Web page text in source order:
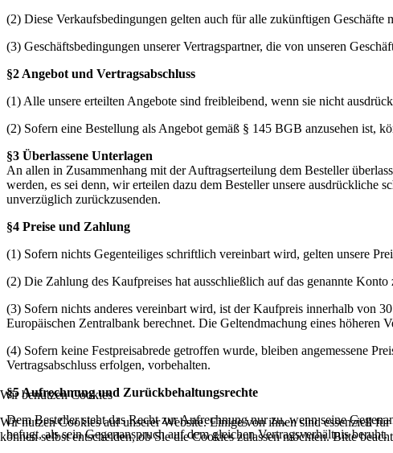
(2) Diese Verkaufsbedingungen gelten auch für alle zukünftigen
(3) Geschäftsbedingungen unserer Vertragspartner, die von unseren
§2 Angebot und Vertragsabschluss
(1) Alle unsere erteilten Angebote sind freibleibend, wenn sie nicht
(2) Sofern eine Bestellung als Angebot gemäß § 145 BGB anzusehen ist,
§3 Überlassene Unterlagen
An allen in Zusammenhang mit der Auftragserteilung dem Besteller
werden, es sei denn, wir erteilen dazu dem Besteller unsere
unverzüglich zurückzusenden.
§4 Preise und Zahlung
(1) Sofern nichts Gegenteiliges schriftlich vereinbart wird, gelten unsere
(2) Die Zahlung des Kaufpreises hat ausschließlich auf das genannte
(3) Sofern nichts anderes vereinbart wird, ist der Kaufpreis innerhalb von
Europäischen Zentralbank berechnet. Die Geltendmachung eines höheren
(4) Sofern keine Festpreisabrede getroffen wurde, bleiben angemessene
Vertragsabschluss erfolgen, vorbehalten.
§5 Aufrechnung und Zurückbehaltungsrechte
Dem Besteller steht das Recht zur Aufrechnung nur zu, wenn seine
befugt, als sein Gegenanspruch auf dem gleichen Vertragsverhältnis beruht.
Wir benutzen Cookies
Wir nutzen Cookies auf unserer Website. Einige von ihnen sind essenziell
können selbst entscheiden, ob Sie die Cookies zulassen möchten. Bitte